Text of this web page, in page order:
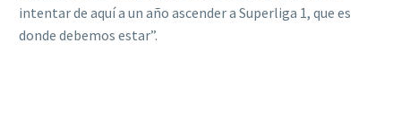
intentar de aquí a un año ascender a Superliga 1, que es
donde debemos estar”.